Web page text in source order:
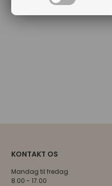
KONTAKT OS
Mandag til fredag
8.00 - 17.00